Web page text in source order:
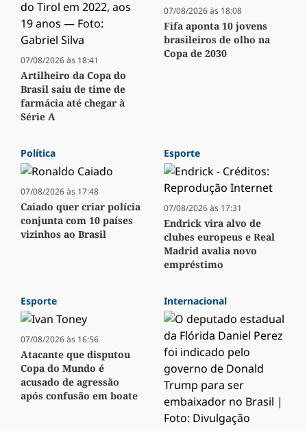
07/08/2026 às 18:41
Artilheiro da Copa do
Brasil saiu de time de
farmácia até chegar à
Série A
07/08/2026 às 18:08
Fifa aponta 10 jovens
brasileiros de olho na
Copa de 2030
Política
07/08/2026 às 17:48
Caiado quer criar polícia
conjunta com 10 países
vizinhos ao Brasil
Esporte
07/08/2026 às 17:31
Endrick vira alvo de
clubes europeus e Real
Madrid avalia novo
empréstimo
Esporte
07/08/2026 às 16:56
Atacante que disputou
Copa do Mundo é
acusado de agressão
após confusão em boate
Internacional